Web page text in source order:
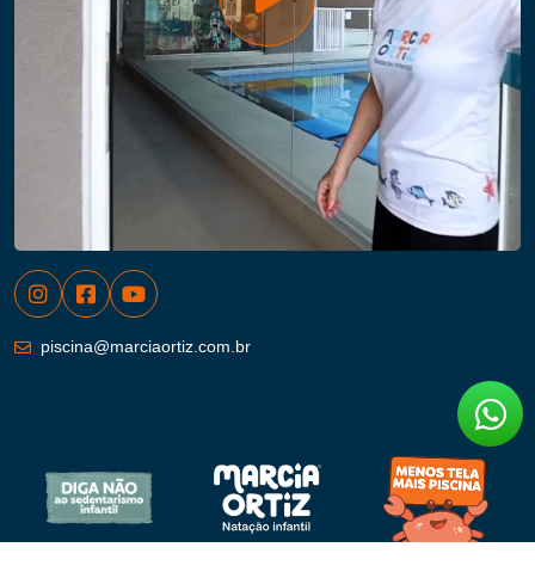
piscina@marciaortiz.com.br